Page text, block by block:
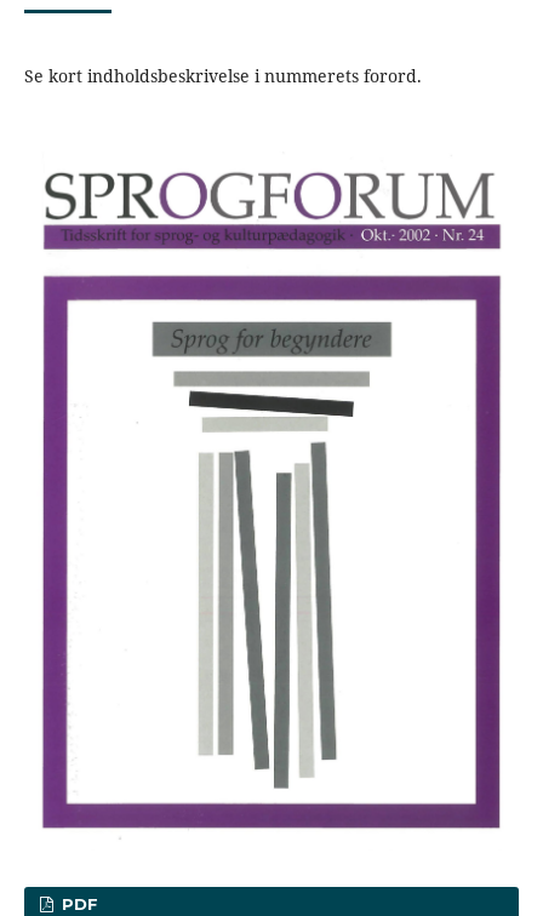
Se kort indholdsbeskrivelse i nummerets forord.
PDF